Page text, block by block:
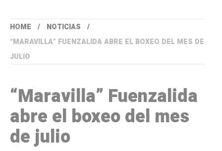
HOME
NOTICIAS
“MARAVILLA” FUENZALIDA ABRE EL BOXEO DEL MES DE
JULIO
“Maravilla” Fuenzalida
abre el boxeo del mes
de julio